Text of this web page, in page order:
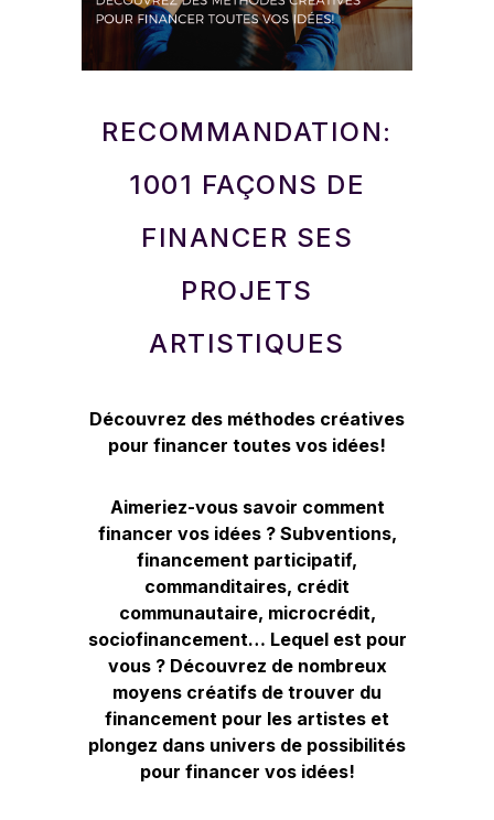
RECOMMANDATION:
1001 FAÇONS DE
FINANCER SES
PROJETS
ARTISTIQUES
Découvrez des méthodes créatives
pour financer toutes vos idées!
Aimeriez-vous savoir comment
financer vos idées ? Subventions,
financement participatif,
commanditaires, crédit
communautaire, microcrédit,
sociofinancement… Lequel est pour
vous ? Découvrez de nombreux
moyens créatifs de trouver du
financement pour les artistes et
plongez dans univers de possibilités
pour financer vos idées!